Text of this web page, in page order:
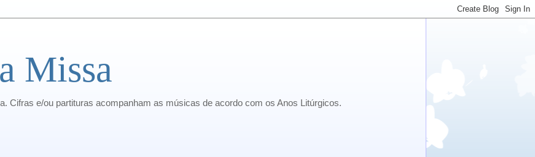
Missa
Cifras e/ou partituras acompanham as músicas de acordo com os Anos Litúrgicos.